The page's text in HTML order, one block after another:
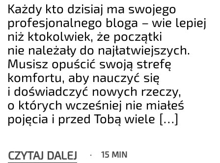
Każdy kto dzisiaj ma swojego
profesjonalnego bloga – wie lepiej
niż ktokolwiek, że początki
nie należały do najłatwiejszych.
Musisz opuścić swoją strefę
komfortu, aby nauczyć się
i doświadczyć nowych rzeczy,
o których wcześniej nie miałeś
pojęcia i przed Tobą wiele […]
CZYTAJ DALEJ 15 MIN